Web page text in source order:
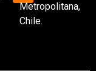
Metropolitana,
Chile.